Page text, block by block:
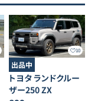
10
出品中
トヨタランドクルー
ザー250ZX